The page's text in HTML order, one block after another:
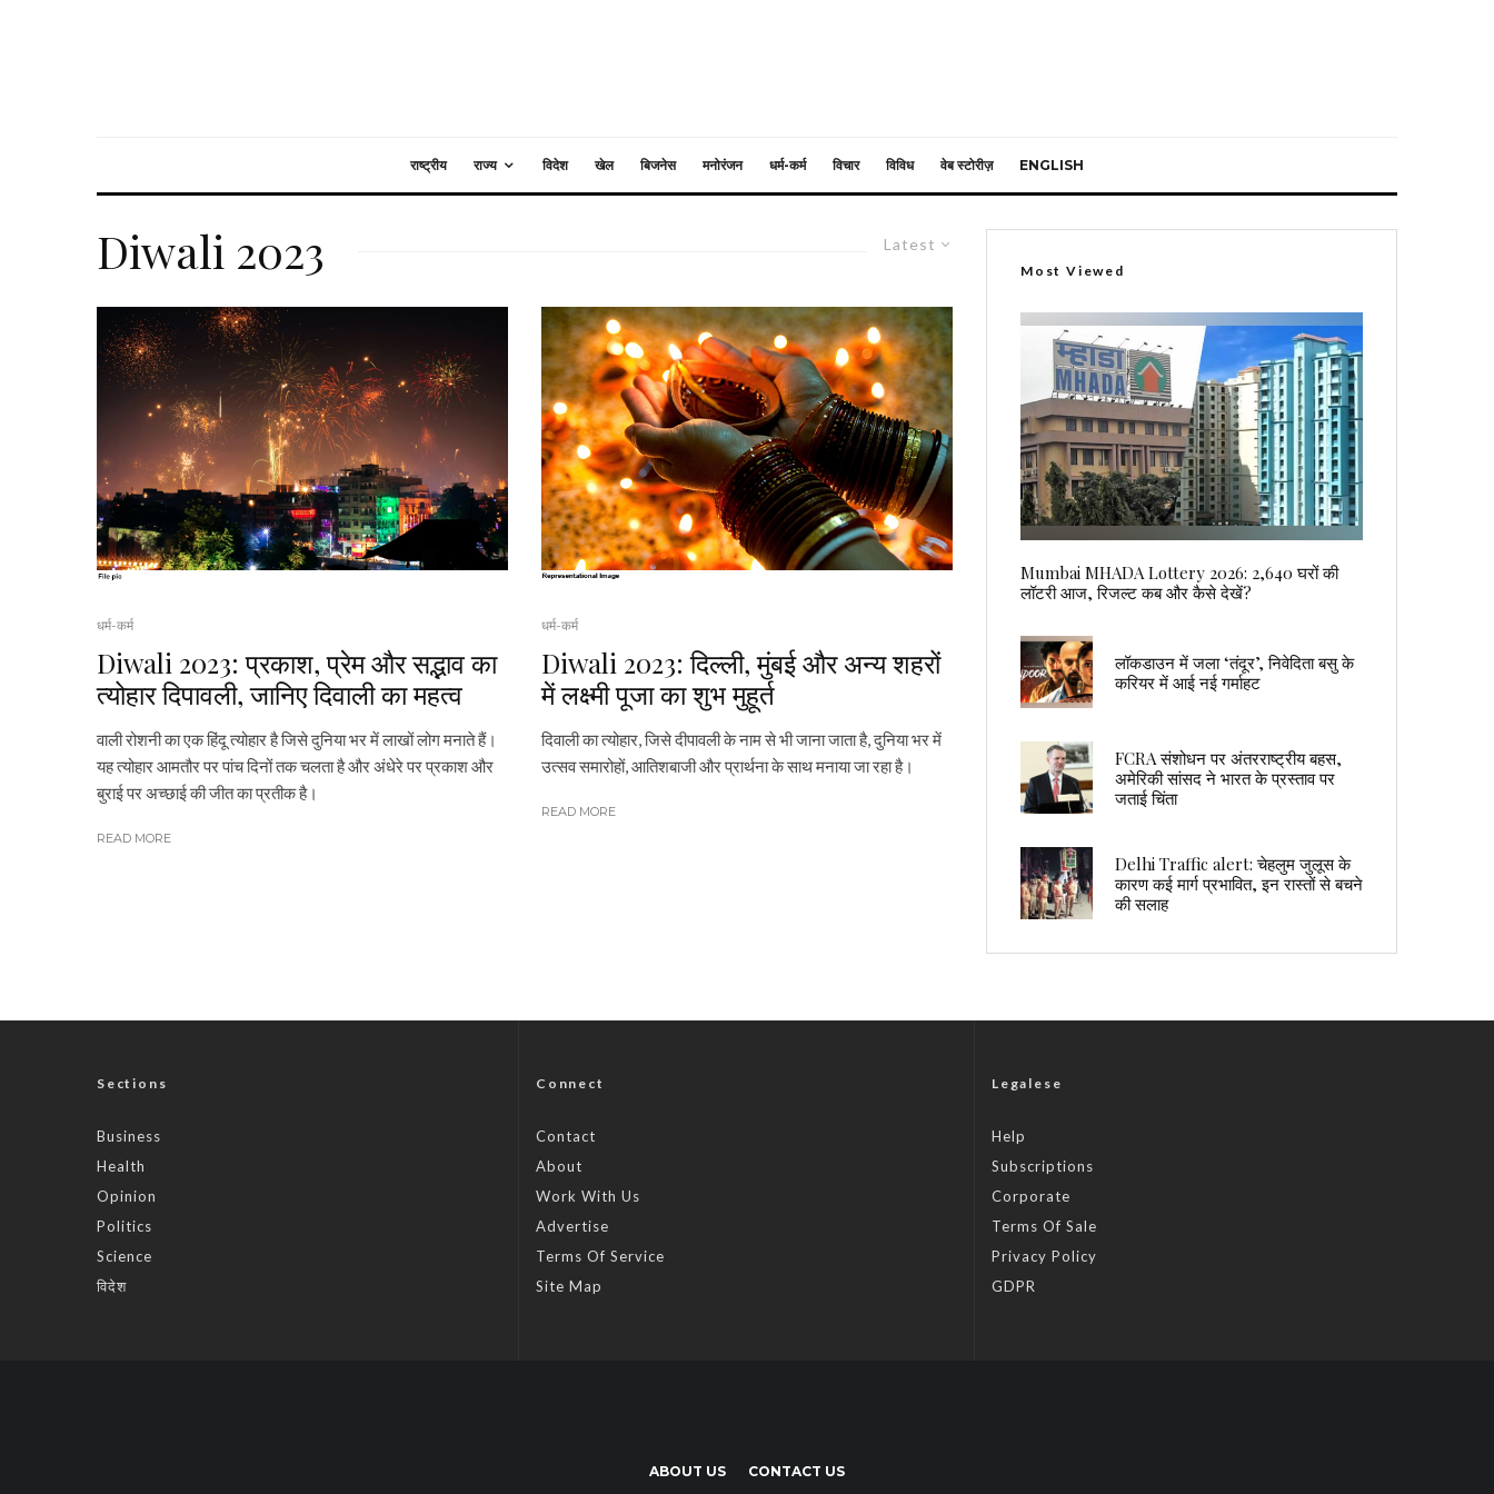
राष्ट्रीय राज्य विदेश खेल बिजनेस मनोरंजन धर्म-कर्म विचार विविध वेब स्टोरीज़ ENGLISH
Latest
Diwali 2023
धर्म-कर्म
Diwali 2023: प्रकाश, प्रेम और सद्भाव का
त्योहार दिपावली, जानिए दिवाली का महत्व
वाली रोशनी का एक हिंदू त्योहार है जिसे दुनिया भर में लाखों लोग मनाते हैं।
यह त्योहार आमतौर पर पांच दिनों तक चलता है और अंधेरे पर प्रकाश और
बुराई पर अच्छाई की जीत का प्रतीक है।
READ MORE
धर्म-कर्म
Diwali 2023: दिल्ली, मुंबई और अन्य शहरों
में लक्ष्मी पूजा का शुभ मुहूर्त
दिवाली का त्योहार, जिसे दीपावली के नाम से भी जाना जाता है, दुनिया भर में
उत्सव समारोहों, आतिशबाजी और प्रार्थना के साथ मनाया जा रहा है।
READ MORE
Most Viewed
Mumbai MHADA Lottery 2026: 2,640 घरों की
लॉटरी आज, रिजल्ट कब और कैसे देखें?
लॉकडाउन में जला ‘तंदूर’, निवेदिता बसु के
करियर में आई नई गर्माहट
FCRA संशोधन पर अंतरराष्ट्रीय बहस,
अमेरिकी सांसद ने भारत के प्रस्ताव पर
जताई चिंता
Delhi Traffic alert: चेहलुम जुलूस के
कारण कई मार्ग प्रभावित, इन रास्तों से बचने
की सलाह
Sections
Business
Health
Opinion
Politics
Science
विदेश
Connect
Contact
About
Work With Us
Advertise
Terms Of Service
Site Map
Legalese
Help
Subscriptions
Corporate
Terms Of Sale
Privacy Policy
GDPR
ABOUT US CONTACT US